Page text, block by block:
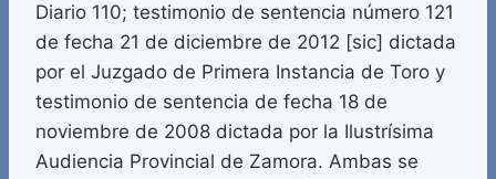
Diario 110; testimonio de sentencia número 121
de fecha 21 de diciembre de 2012 [sic] dictada
por el Juzgado de Primera Instancia de Toro y
testimonio de sentencia de fecha 18 de
noviembre de 2008 dictada por la Ilustrísima
Audiencia Provincial de Zamora. Ambas se